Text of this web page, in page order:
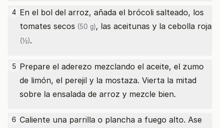
4 En el bol del arroz, añada el brócoli salteado, los
tomates secos (50 g), las aceitunas y la cebolla roja
(½).
5 Prepare el aderezo mezclando el aceite, el zumo
de limón, el perejil y la mostaza. Vierta la mitad
sobre la ensalada de arroz y mezcle bien.
6 Caliente una parrilla o plancha a fuego alto. Ase